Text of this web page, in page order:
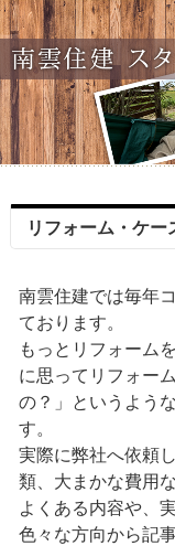
リフォーム・ケ
南雲住建では毎年
ております。
もっとリフォーム
に思ってリフォー
の？」というよう
す。
実際に弊社へ依頼
類、大まかな費用
よくある内容や、
色々な方向から記